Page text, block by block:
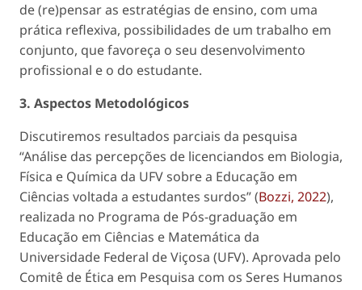
de (re)pensar as estratégias de ensino, com uma
prática reflexiva, possibilidades de um trabalho em
conjunto, que favoreça o seu desenvolvimento
profissional e o do estudante.
3. Aspectos Metodológicos
Discutiremos resultados parciais da pesquisa
“Análise das percepções de licenciandos em Biologia,
Física e Química da UFV sobre a Educação em
Ciências voltada a estudantes surdos” (Bozzi, 2022),
realizada no Programa de Pós-graduação em
Educação em Ciências e Matemática da
Universidade Federal de Viçosa (UFV). Aprovada pelo
Comitê de Ética em Pesquisa com os Seres Humanos